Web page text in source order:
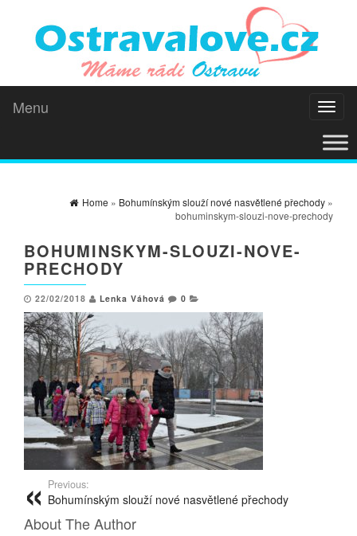
Menu
Home » Bohumínským slouží nové nasvětlené přechody »
bohuminskym-slouzi-nove-prechody
BOHUMINSKYM-SLOUZI-NOVE-
PRECHODY
22/02/2018 Lenka Váhová 0
Previous:
Bohumínským slouží nové nasvětlené přechody
About The Author